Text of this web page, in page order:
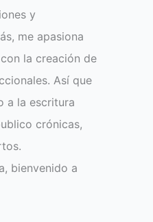
y
me apasiona
la creación de
Así que
a la escritura
crónicas,
bienvenido a